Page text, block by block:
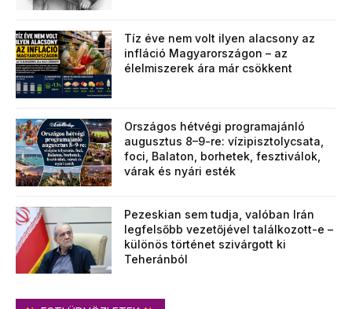
Tíz éve nem volt ilyen alacsony az
infláció Magyarországon – az
élelmiszerek ára már csökkent
Országos hétvégi programajánló
augusztus 8–9-re: vízipisztolycsata,
foci, Balaton, borhetek, fesztiválok,
várak és nyári esték
Pezeskian sem tudja, valóban Irán
legfelsőbb vezetőjével találkozott-e –
különös történet szivárgott ki
Teheránból